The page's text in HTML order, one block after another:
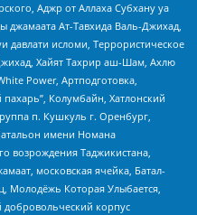
Аджр от Аллаха Субхану уа
джамаата Ат-Тавхида Валь-Джихад,
давлати исломи, Террористическое
Хайят Тахрир аш-Шам, Ахлю
Power, Артподготовка,
Колумбайн, Хатлонский
п. Кушкуль г. Оренбург,
имени Номана
возрождения Таджикистана,
московская ячейка, Батал-
Молодёжь Которая Улыбается,
добровольческий корпус